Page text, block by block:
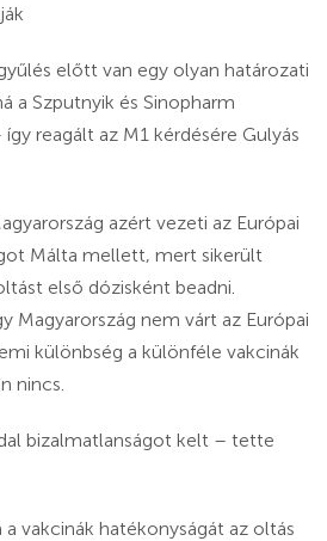
előtt van egy olyan határozati
a Szputnyik és Sinopharm
reagált az M1 kérdésére Gulyás
azért vezeti az Európai
Málta mellett, mert sikerült
első dózisként beadni.
Magyarország nem várt az Európai
különbség a különféle vakcinák
nincs.
bizalmatlanságot kelt – tette
a vakcinák hatékonyságát az oltás